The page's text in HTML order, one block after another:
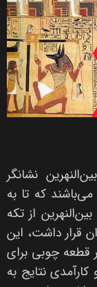
نشانگر
می‌باشند که تا به
از تکه
قرار داشت، این
قطعه چوبی برای
نتایج به